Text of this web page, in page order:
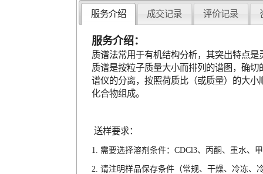
服务介绍 成交记录 评价记录
服务介绍：
质谱法常用于有机结构分析，其突出特点
质谱是按粒子质量大小而排列的谱图，确
谱仪的分离，按照荷质比（或质量）的大小
化合物组成。
送样要求：
1. 需要选择溶剂条件：CDCl3、丙酮、重水
2. 请注明样品保存条件（常规、干燥、冷冻、